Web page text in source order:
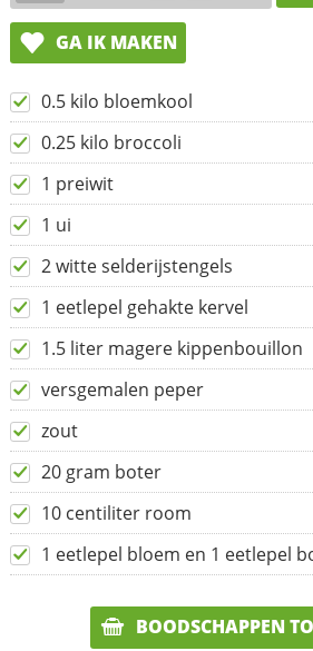
GA IK MAKEN
0.5 kilo bloemkool
0.25 kilo broccoli
1 preiwit
1 ui
2 witte selderijstengels
1 eetlepel gehakte kervel
1.5 liter magere kippenbouillon
versgemalen peper
zout
20 gram boter
10 centiliter room
1 eetlepel bloem en 1 eetlepel
BOODSCHAPPEN